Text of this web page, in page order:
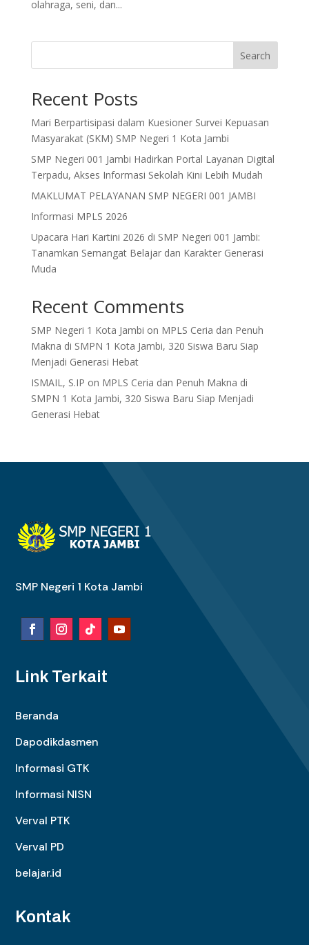
olahraga, seni, dan...
Search
Recent Posts
Mari Berpartisipasi dalam Kuesioner Survei Kepuasan
Masyarakat (SKM) SMP Negeri 1 Kota Jambi
SMP Negeri 001 Jambi Hadirkan Portal Layanan Digital
Terpadu, Akses Informasi Sekolah Kini Lebih Mudah
MAKLUMAT PELAYANAN SMP NEGERI 001 JAMBI
Informasi MPLS 2026
Upacara Hari Kartini 2026 di SMP Negeri 001 Jambi:
Tanamkan Semangat Belajar dan Karakter Generasi
Muda
Recent Comments
SMP Negeri 1 Kota Jambi on MPLS Ceria dan Penuh
Makna di SMPN 1 Kota Jambi, 320 Siswa Baru Siap
Menjadi Generasi Hebat
ISMAIL, S.IP on MPLS Ceria dan Penuh Makna di
SMPN 1 Kota Jambi, 320 Siswa Baru Siap Menjadi
Generasi Hebat
SMP Negeri 1 Kota Jambi
Link Terkait
Beranda
Dapodikdasmen
Informasi GTK
Informasi NISN
Verval PTK
Verval PD
belajar.id
Kontak